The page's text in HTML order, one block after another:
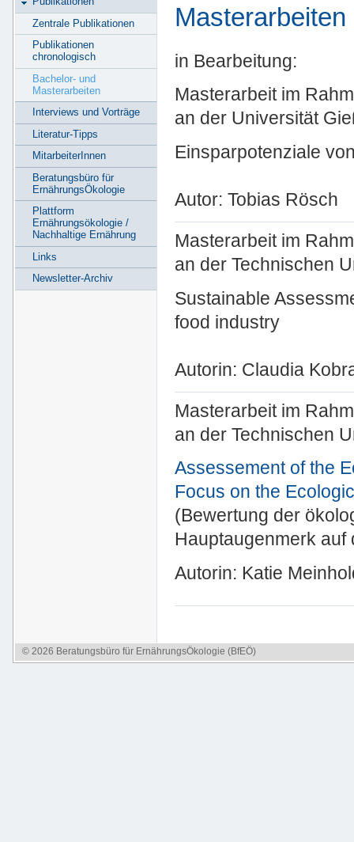
Masterarbeiten
in Bearbeitung:
Masterarbeit im
an der Universität
Einsparpotenziale
Autor: Tobias Rösch
Masterarbeit im
an der Technischen
Sustainable
food industry
Autorin: Claudia
Masterarbeit im
an der Technischen
Assessement of the
Focus on the
(Bewertung der
Hauptaugenmerk
Autorin: Katie
Zentrale Publikationen
Publikationen
chronologisch
Bachelor- und
Masterarbeiten
Interviews und Vorträge
Literatur-Tipps
MitarbeiterInnen
Beratungsbüro für
ErnährungsÖkologie
Plattform
Ernährungsökologie /
Nachhaltige Ernährung
Links
Newsletter-Archiv
© 2026 Beratungsbüro für ErnährungsÖkologie (BfEÖ)